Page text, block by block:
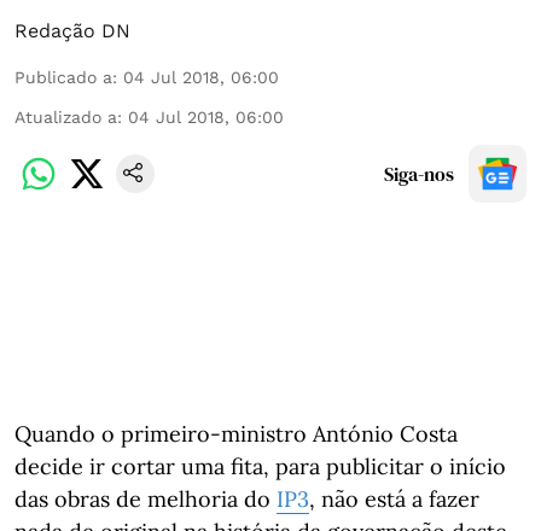
Redação DN
Publicado a: 04 Jul 2018, 06:00
Atualizado a: 04 Jul 2018, 06:00
Siga-nos
Quando o primeiro-ministro António Costa
decide ir cortar uma fita, para publicitar o início
das obras de melhoria do IP3, não está a fazer